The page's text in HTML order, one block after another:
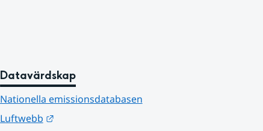
Datavärdskap
Nationella emissionsdatabasen
Luftwebb
Länk till annan webbplats.